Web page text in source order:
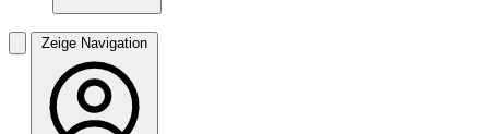
Zeige Navigation